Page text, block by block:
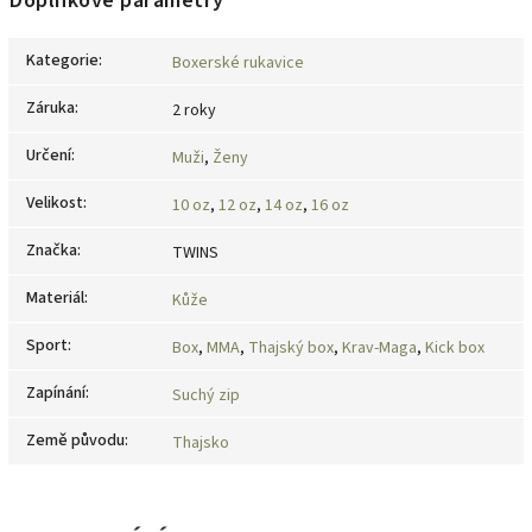
Kategorie:
Boxerské rukavice
Záruka:
2 roky
Určení: Muži, Ženy
Velikost: 10 oz, 12 oz, 14 oz, 16 oz
Značka:
TWINS
Materiál:
Kůže
Sport: Box, MMA, Thajský box, Krav-Maga, Kick box
Zapínání:
Suchý zip
Země původu: Thajsko